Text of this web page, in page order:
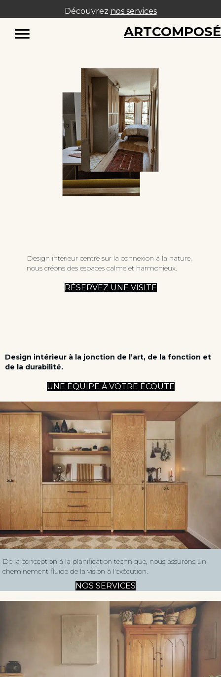
Découvrez nos services
ARTCOMPOSÉ
Design intérieur centré sur la connexion à la nature,
nous créons des espaces calme et harmonieux.
RÉSERVEZ UNE VISITE
Design intérieur à la jonction de l’art, de la fonction et
de la durabilité.
UNE ÉQUIPE À VOTRE ÉCOUTE
De la conception à la planification technique, nous assurons un
cheminement fluide de la vision à l'exécution.
NOS SERVICES